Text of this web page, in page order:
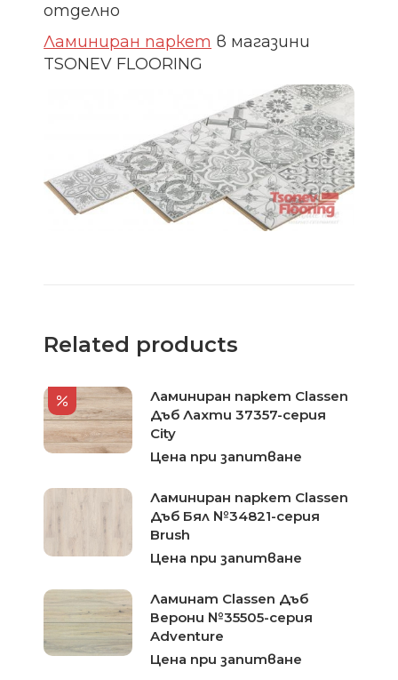
отделно
Ламиниран паркет в магазини
TSONEV FLOORING
Related products
Ламиниран паркет Classen
Дъб Лахти 37357-серия
City
Цена при запитване
Ламиниран паркет Classen
Дъб Бял №34821-серия
Brush
Цена при запитване
Ламинат Classen Дъб
Верони №35505-серия
Adventure
Цена при запитване